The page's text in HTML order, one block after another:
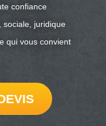
confiance
sociale, juridique
qui vous convient